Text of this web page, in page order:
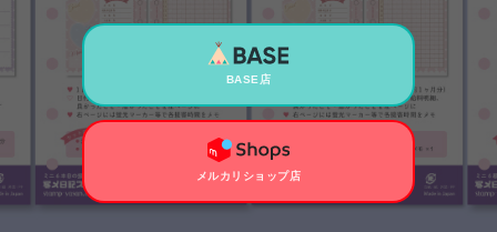
BASE店
メルカリショップ店